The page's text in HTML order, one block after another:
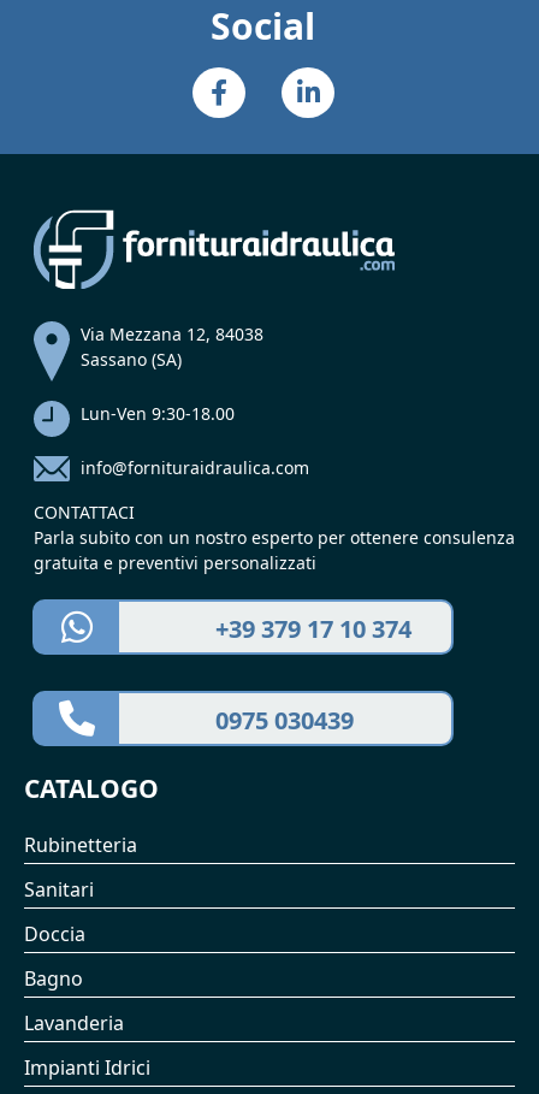
Social
Via Mezzana 12, 84038
Sassano (SA)
Lun-Ven 9:30-18.00
info@fornituraidraulica.com
CONTATTACI
Parla subito con un nostro esperto per ottenere consulenza
gratuita e preventivi personalizzati
+39 379 17 10 374
0975 030439
CATALOGO
Rubinetteria
Sanitari
Doccia
Bagno
Lavanderia
Impianti Idrici